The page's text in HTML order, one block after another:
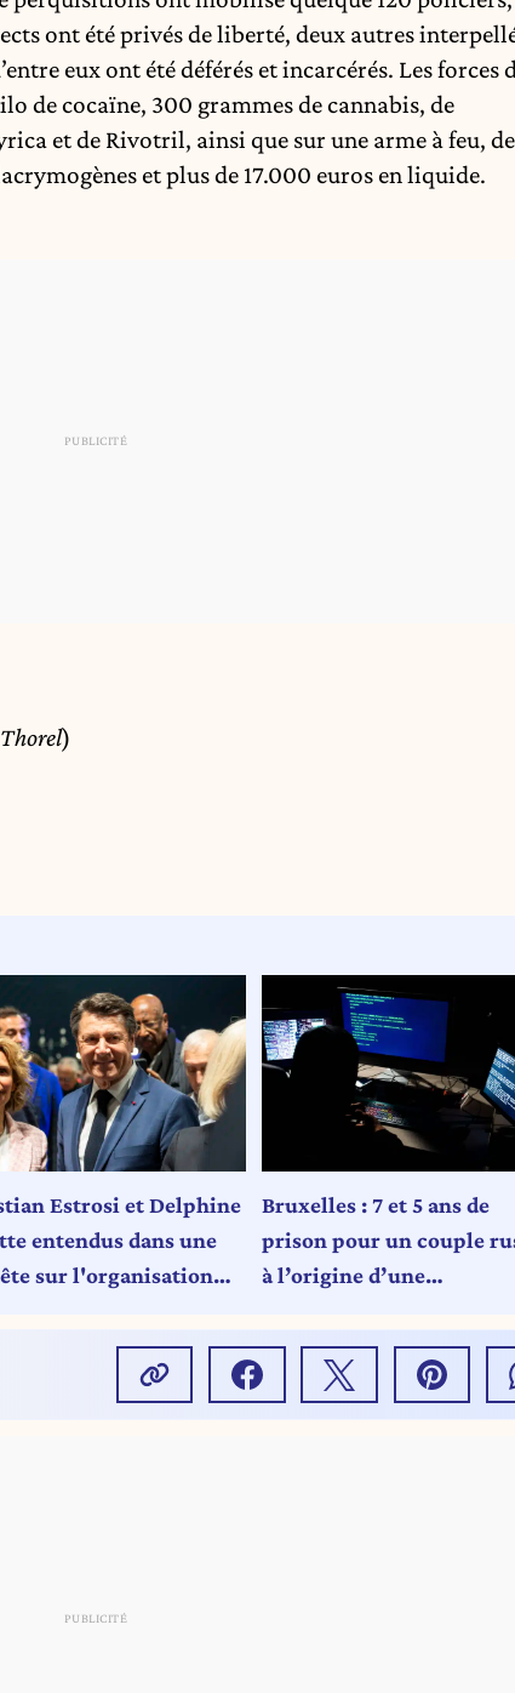
ont été privés de liberté, deux autres
eux ont été déférés et incarcérés. Les forces
de cocaïne, 300 grammes de cannabis, de
et de Rivotril, ainsi que sur une arme à feu,
et plus de 17.000 euros en liquide.
)
Estrosi et Delphine
entendus dans une
sur l'organisation
à vue levées
Bruxelles : 7 et 5 ans de
prison pour un couple
à l’origine d’une